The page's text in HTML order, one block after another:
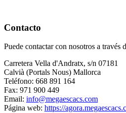
Contacto
Puede contactar con nosotros a través
Carretera Vella d'Andratx, s/n 07181
Calvià (Portals Nous) Mallorca
Teléfono: 668 891 164
Fax: 971 900 449
Email: info@megaescacs.com
Página web: https://